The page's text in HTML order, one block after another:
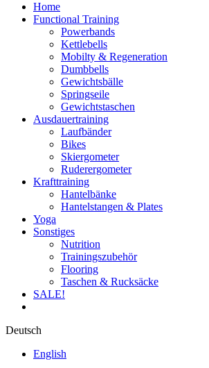
Home
Functional Training
Powerbands
Kettlebells
Mobilty & Regeneration
Dumbbells
Gewichtsbälle
Springseile
Gewichtstaschen
Ausdauertraining
Laufbänder
Bikes
Skiergometer
Ruderergometer
Krafttraining
Hantelbänke
Hantelstangen & Plates
Yoga
Sonstiges
Nutrition
Trainingszubehör
Flooring
Taschen & Rucksäcke
SALE!
Deutsch
English